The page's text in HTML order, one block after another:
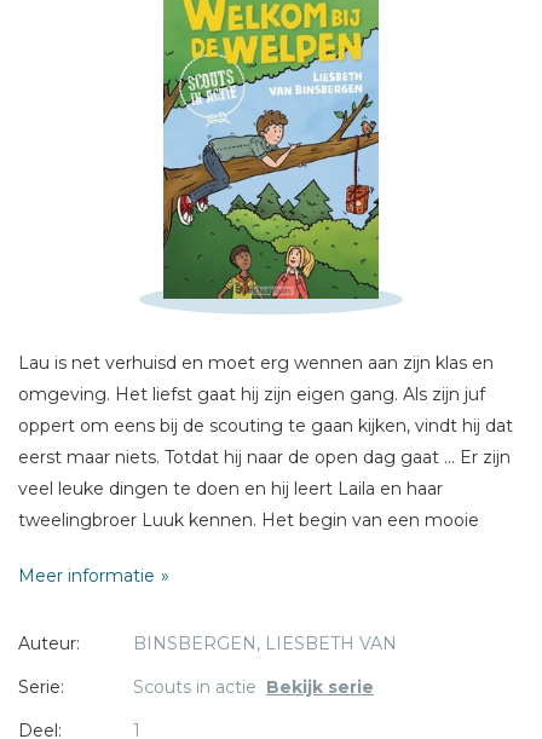
Lau is net verhuisd en moet erg wennen aan zijn klas en
omgeving. Het liefst gaat hij zijn eigen gang. Als zijn juf
oppert om eens bij de scouting te gaan kijken, vindt hij dat
eerst maar niets. Totdat hij naar de open dag gaat ... Er zijn
veel leuke dingen te doen en hij leert Laila en haar
tweelingbroer Luuk kennen. Het begin van een mooie
(scouting)avonturen!
Welkom bij de welpen is het eerste deel van een nieuwe
serie van Liesbeth van Binsbergen. De verhalen over Lau,
Meer informatie
Auteur:
BINSBERGEN, LIESBETH VAN
Serie:
Scouts in actie Bekijk serie
Deel:
1
Schrijf hieronder je review!
Naam *
E-mail *
Titel *